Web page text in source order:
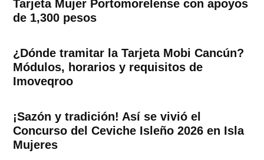
Tarjeta Mujer Portomorelense con apoyos
de 1,300 pesos
¿Dónde tramitar la Tarjeta Mobi Cancún?
Módulos, horarios y requisitos de
Imoveqroo
¡Sazón y tradición! Así se vivió el
Concurso del Ceviche Isleño 2026 en Isla
Mujeres